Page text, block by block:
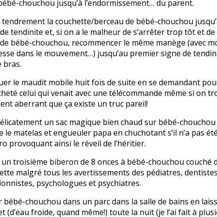
chouchou jusqu’à l’endormissement… du parent.
la couchette/berceau de bébé-chouchou
tendinite et, si on a le malheur de s’arrêter trop tôt et
bébé-chouchou, recommencer le même manège (avec
dans le mouvement…) jusqu’au premier signe de
bras.
le maudit mobile huit fois de suite en se demandant
celui qui venait avec une télécommande même si on
aberrant que ça existe un truc pareil!
un sac magique bien chaud sur bébé-chouchou
le matelas et engueuler papa en chuchotant s’il n’a pas
provoquant ainsi le réveil de l’héritier.
troisième biberon de 8 onces à bébé-chouchou couché
malgré tous les avertissements des pédiatres,
psychologues et psychiatres.
bébé-chouchou dans un parc dans la salle de bains en
(d’eau froide, quand même!) toute la nuit (je l’ai fait à